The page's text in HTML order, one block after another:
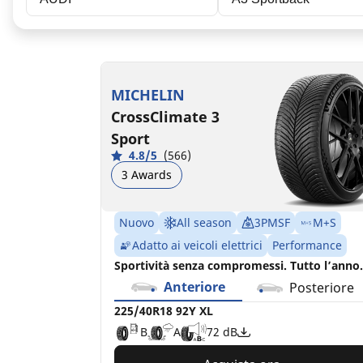
MICHELIN
CrossClimate 3
Sport
4.8/5 (566)
3 Awards
Nuovo All season 3PMSF
M+S
Adatto ai veicoli elettrici
Performance
Sportività senza compromessi. Tutto l’anno.
Anteriore Posteriore
225/40R18 92Y XL
B
A 72 dB
B
A
C
B
D
B
A11
70 dB